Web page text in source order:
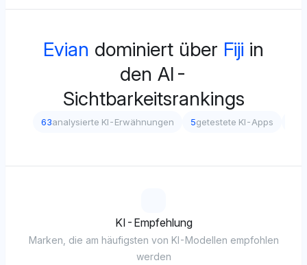
Evian dominiert über Fiji in
den AI-
Sichtbarkeitsrankings
63analysierte KI-Erwähnungen 5getestete KI-Apps
KI-Empfehlung
Marken, die am häufigsten von KI-Modellen empfohlen
werden